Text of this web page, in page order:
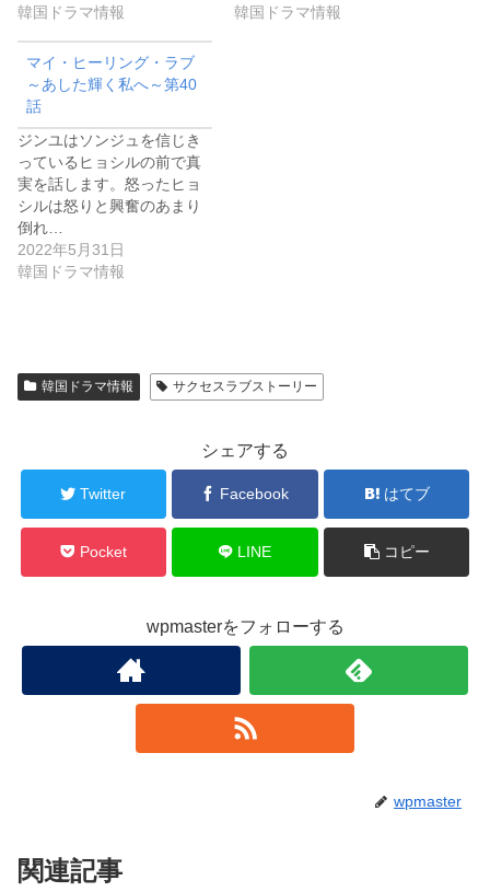
韓国ドラマ情報
韓国ドラマ情報
マイ・ヒーリング・ラブ
～あした輝く私へ～第40
話
ジンユはソンジュを信じき
っているヒョシルの前で真
実を話します。怒ったヒョ
シルは怒りと興奮のあまり
倒れ…
2022年5月31日
韓国ドラマ情報
韓国ドラマ情報 サクセスラブストーリー
シェアする
Twitter Facebook はてブ
Pocket LINE コピー
wpmasterをフォローする
wpmaster
関連記事